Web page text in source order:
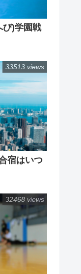
び)学園戦
宿はいつ
33513 views
32468 views